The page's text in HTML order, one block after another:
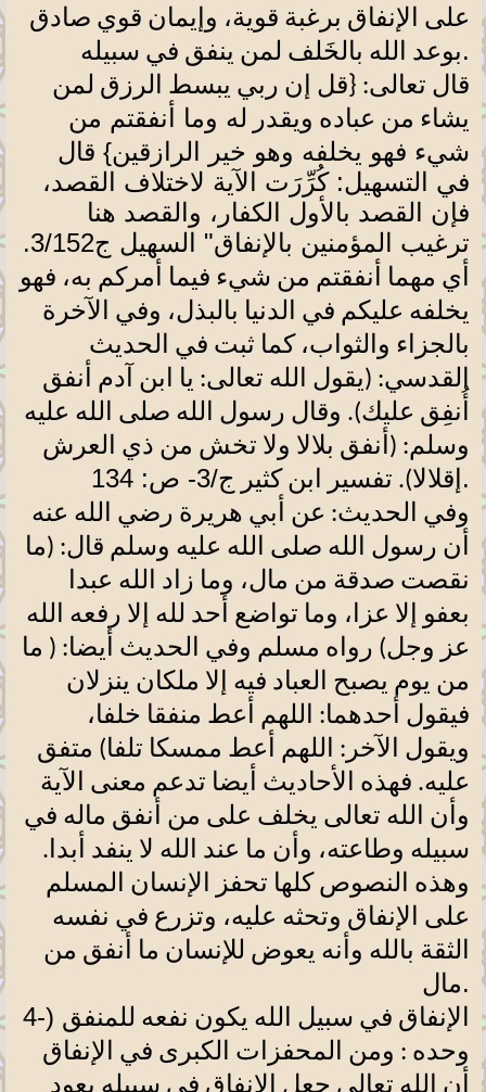
على الإنفاق برغبة قوية، وإيمان قوي صادق
بوعد الله بالخَلف لمن ينفق في سبيله.
قال تعالى: {قل إن ربي يبسط الرزق لمن
يشاء من عباده ويقدر له وما أنفقتم من
شيء فهو يخلفه وهو خير الرازقين} قال
في التسهيل: كُرِّرَت الآية لاختلاف القصد،
فإن القصد بالأول الكفار، والقصد هنا
ترغيب المؤمنين بالإنفاق" السهيل ج3/152
.
أي مهما أنفقتم من شيء فيما أمركم به، فهو
يخلفه عليكم في الدنيا بالبذل، وفي الآخرة
بالجزاء والثواب، كما ثبت في الحديث
القدسي: (يقول الله تعالى: يا ابن آدم أنفق
أُنفِق عليك). وقال رسول الله صلى الله عليه
وسلم: (أنفق بلالا ولا تخش من ذي العرش
إقلالا). تفسير ابن كثير
ج/3- ص: 134 .
وفي الحديث: عن أبي هريرة رضي الله عنه
أن رسول الله صلى الله عليه وسلم قال: (ما
نقصت صدقة من مال، وما زاد الله عبدا
بعفو إلا عزا، وما تواضع أحد لله إلا رفعه الله
عز وجل) رواه مسلم وفي الحديث أيضا: ( ما
من يوم يصبح العباد فيه إلا ملكان ينزلان
فيقول أحدهما: اللهم أعط منفقا خلفا،
ويقول الآخر: اللهم أعط ممسكا تلفا) متفق
عليه. فهذه الأحاديث أيضا تدعم معنى الآية
وأن الله تعالى يخلف على من أنفق ماله في
سبيله وطاعته، وأن ما عند الله لا ينفد أبدا.
وهذه النصوص كلها تحفز الإنسان المسلم
على الإنفاق وتحثه عليه، وتزرع في نفسه
الثقة بالله وأنه يعوض للإنسان ما أنفق من
مال.
4-) الإنفاق في سبيل الله يكون نفعه للمنفق
وحده : ومن المحفزات الكبرى في الإنفاق
أن الله تعالى جعل الإنفاق في سبيله يعود